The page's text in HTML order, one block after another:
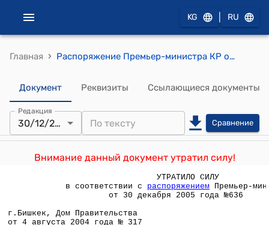
KG RU
Главная › Распоряжение Премьер-министра КР от 4 августа 2004 года № 317 (О составе Наблюдательного совета по управлению государственным социальным страхованием)
Документ Реквизиты Ссылающиеся документы
Редакция
30/12/2005 Сравнение
Внимание данный документ утратил силу!